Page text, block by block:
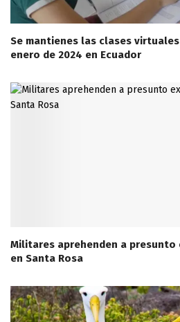
Se mantienes las clases
enero de 2024 en Ecuador
Militares aprehenden a presunto
en Santa Rosa